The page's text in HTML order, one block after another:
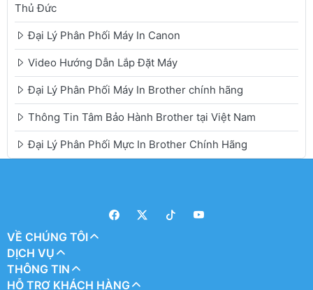
Thủ Đức
Đại Lý Phân Phối Máy In Canon
Video Hướng Dẫn Lắp Đặt Máy
Đại Lý Phân Phối Máy In Brother chính hãng
Thông Tin Tâm Bảo Hành Brother tại Việt Nam
Đại Lý Phân Phối Mực In Brother Chính Hãng
VỀ CHÚNG TÔI
DỊCH VỤ
THÔNG TIN
HỖ TRỢ KHÁCH HÀNG